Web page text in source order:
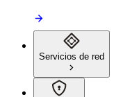
Servicios de red